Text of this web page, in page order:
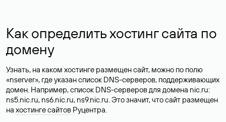
Как определить хостинг сайта по
домену
Узнать, на каком хостинге размещен сайт, можно по полю
«nserver», где указан список DNS-серверов, поддерживающих
домен. Например, список DNS-серверов для домена nic.ru:
ns5.nic.ru, ns6.nic.ru, ns9.nic.ru. Это значит, что сайт размещен
на хостинге сайтов Руцентра.